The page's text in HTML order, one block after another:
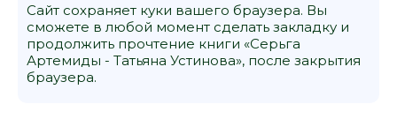
Сайт сохраняет куки вашего браузера. Вы
сможете в любой момент сделать закладку и
продолжить прочтение книги «Серьга
Артемиды - Татьяна Устинова», после закрытия
браузера.